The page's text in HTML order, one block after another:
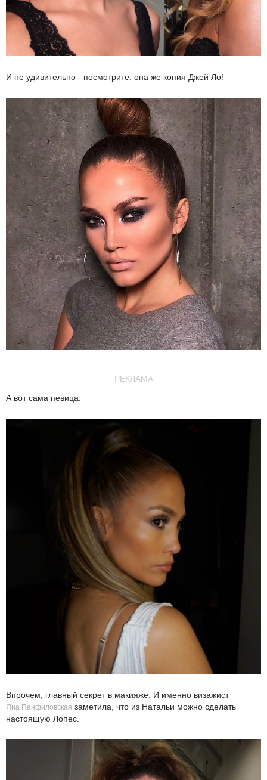
И не удивительно - посмотрите: она же копия Джей Ло!
РЕКЛАМА
А вот сама певица:
Впрочем, главный секрет в макияже. И именно визажист
Яна Панфиловская заметила, что из Натальи можно сделать
настоящую Лопес.